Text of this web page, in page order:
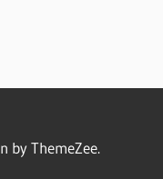
by ThemeZee.